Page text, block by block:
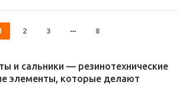
2 3 8
и сальники — резинотехнические
элементы, которые делают